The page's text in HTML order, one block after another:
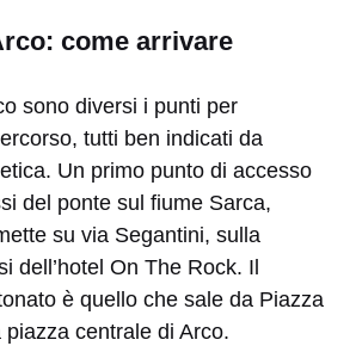
come arrivare
sono diversi i punti per
tutti ben indicati da
Un primo punto di accesso
del ponte sul fiume Sarca,
su via Segantini, sulla
dell’hotel On The Rock. Il
è quello che sale da Piazza
centrale di Arco.